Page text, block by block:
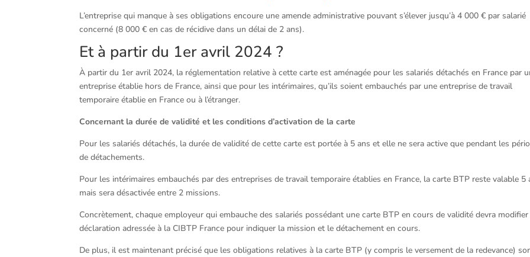
L’entreprise qui manque à ses obligations encoure une amende administrative pouvant s’élever jusqu’à 4 000 € par salarié
concerné (8 000 € en cas de récidive dans un délai de 2 ans).
Et à partir du 1er avril 2024 ?
À partir du 1er avril 2024, la réglementation relative à cette carte est aménagée pour les salariés détachés en France par
entreprise établie hors de France, ainsi que pour les intérimaires, qu’ils soient embauchés par une entreprise de travail
temporaire établie en France ou à l’étranger.
Concernant la durée de validité et les conditions d’activation de la carte
Pour les salariés détachés, la durée de validité de cette carte est portée à 5 ans et elle ne sera active que pendant les
de détachements.
Pour les intérimaires embauchés par des entreprises de travail temporaire établies en France, la carte BTP reste valable 5
mais sera désactivée entre 2 missions.
Concrètement, chaque employeur qui embauche des salariés possédant une carte BTP en cours de validité devra
déclaration adressée à la CIBTP France pour indiquer la mission et le détachement en cours.
De plus, il est maintenant précisé que les obligations relatives à la carte BTP (y compris le versement de la redevance)